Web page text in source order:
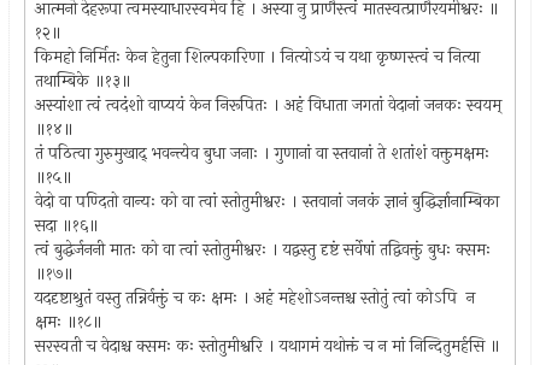
आत्मनो देहरूपा त्वमस्याधारस्वमेव हि । अस्या नु प्राणैस्त्वं मातस्वत्प्राणैरयमीश्वरः ॥
१२॥
किमहो निर्मितः केन हेतुना शिल्पकारिणा । नित्योऽयं च यथा कृष्णस्त्वं च नित्या
तथाम्बिके ॥१३॥
अस्यांशा त्वं त्वदंशो वाप्ययं केन निरूपितः । अहं विधाता जगतां वेदानां जनकः स्वयम्
॥१४॥
तं पठित्वा गुरुमुखाद् भवन्त्येव बुधा जनाः । गुणानां वा स्तवानां ते शतांशं वक्तुमक्षमः
॥१५॥
वेदो वा पण्दितो वान्यः को वा त्वां स्तोतुमीश्वरः । स्तवानां जनकं ज्ञानं बुद्धिर्ज्ञानाम्बिका
सदा ॥१६॥
त्वं बुद्धेर्जननी मातः को वा त्वां स्तोतुमीश्वरः । यद्वस्तु दृष्टं सर्वेषां तद्विवक्तुं बुधः क्समः
॥१७॥
यददृष्टाश्रुतं वस्तु तन्निर्वक्तुं च कः क्षमः । अहं महेशोऽनन्तश्च स्तोतुं त्वां कोऽपि न
क्षमः ॥१८॥
सरस्वती च वेदाश्च क्समः कः स्तोतुमीश्वरि । यथागमं यथोक्तं च न मां निन्दितुमर्हसि ॥